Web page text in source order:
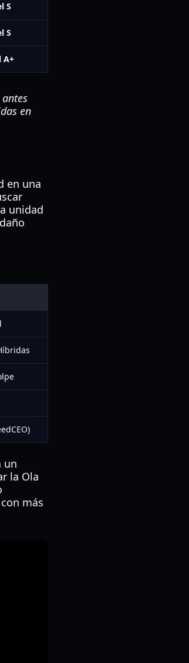
S
S
A+
en
en una
unidad
un
la Ola
más